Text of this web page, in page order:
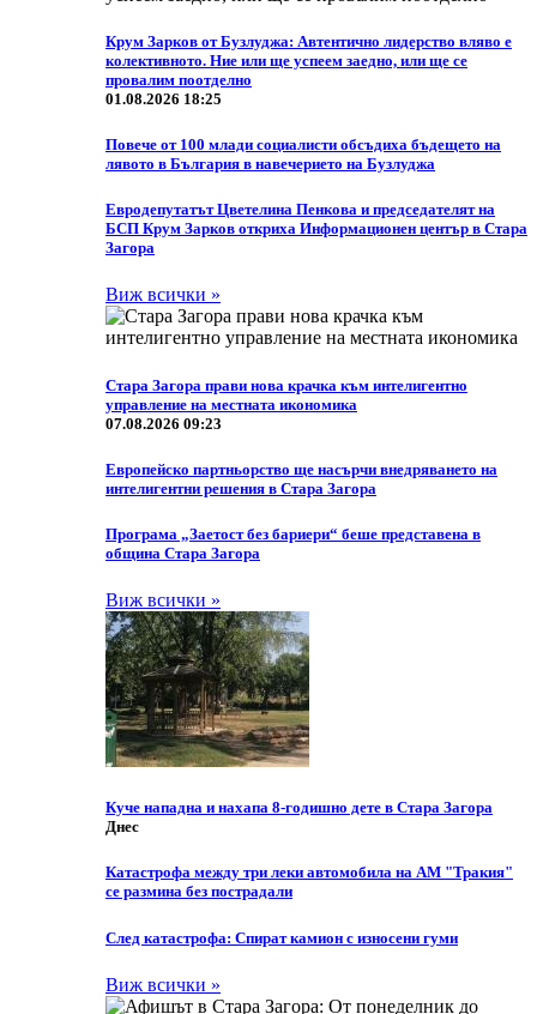
Крум Зарков от Бузлуджа: Автентично лидерство вляво е
колективното. Ние или ще успеем заедно, или ще се
провалим поотделно
01.08.2026 18:25
Повече от 100 млади социалисти обсъдиха бъдещето на
лявото в България в навечерието на Бузлуджа
Eвродепутатът Цветелина Пенкова и председателят на
БСП Крум Зарков откриха Информационен център в Стара
Загора
Виж всички »
Стара Загора прави нова крачка към интелигентно
управление на местната икономика
07.08.2026 09:23
Европейско партньорство ще насърчи внедряването на
интелигентни решения в Стара Загора
Програма „Заетост без бариери“ беше представена в
община Стара Загора
Виж всички »
Куче нападна и нахапа 8-годишно дете в Стара Загора
Днес
Катастрофа между три леки автомобила на АМ "Тракия"
се размина без пострадали
След катастрофа: Спират камион с износени гуми
Виж всички »